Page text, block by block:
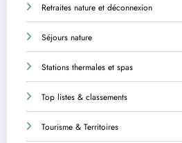
Retraites nature et déconnexion
Séjours nature
Stations thermales et spas
Top listes & classements
Tourisme & Territoires